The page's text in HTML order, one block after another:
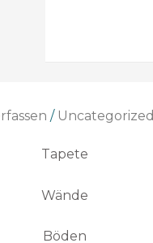
/ Uncategorized
Tapete
Wände
Böden